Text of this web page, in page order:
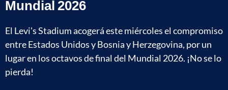
Mundial 2026
El Levi's Stadium acogerá este miércoles el compromiso
entre Estados Unidos y Bosnia y Herzegovina, por un
lugar en los octavos de final del Mundial 2026. ¡No se lo
pierda!